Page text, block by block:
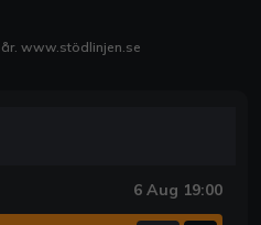
www.stödlinjen.se
6 Aug 19:00